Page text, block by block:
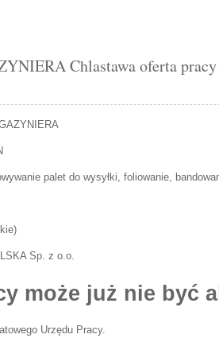
Chlastawa oferta
palet do wysyłki, foliowanie,
)
Sp. z o.o.
może już nie być
Urzędu Pracy.